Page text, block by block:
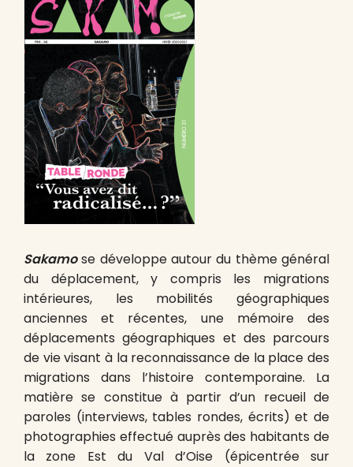
Sakamose développe autour du thème général
du déplacement, y compris les migrations
intérieures, les mobilités géographiques
anciennes et récentes, une mémoire des
déplacements géographiques et des parcours
de vie visant à la reconnaissance de la place des
migrations dans l’histoire contemporaine. La
matière se constitue à partir d’un recueil de
paroles (interviews, tables rondes, écrits) et de
photographies effectué auprès des habitants de
la zone Est du Val d’Oise (épicentrée sur